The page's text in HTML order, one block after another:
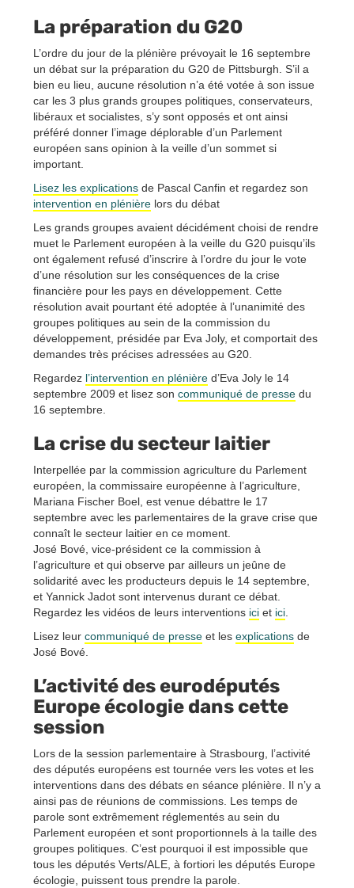
La préparation du G20
L’ordre du jour de la plénière prévoyait le 16 septembre
un débat sur la préparation du G20 de Pittsburgh. S’il a
bien eu lieu, aucune résolution n’a été votée à son issue
car les 3 plus grands groupes politiques, conservateurs,
libéraux et socialistes, s’y sont opposés et ont ainsi
préféré donner l’image déplorable d’un Parlement
européen sans opinion à la veille d’un sommet si
important.
Lisez les explications de Pascal Canfin et regardez son
intervention en plénière lors du débat
Les grands groupes avaient décidément choisi de rendre
muet le Parlement européen à la veille du G20 puisqu’ils
ont également refusé d’inscrire à l’ordre du jour le vote
d’une résolution sur les conséquences de la crise
financière pour les pays en développement. Cette
résolution avait pourtant été adoptée à l’unanimité des
groupes politiques au sein de la commission du
développement, présidée par Eva Joly, et comportait des
demandes très précises adressées au G20.
Regardez l’intervention en plénière d’Eva Joly le 14
septembre 2009 et lisez son communiqué de presse du
16 septembre.
La crise du secteur laitier
Interpellée par la commission agriculture du Parlement
européen, la commissaire européenne à l’agriculture,
Mariana Fischer Boel, est venue débattre le 17
septembre avec les parlementaires de la grave crise que
connaît le secteur laitier en ce moment.
José Bové, vice-président ce la commission à
l’agriculture et qui observe par ailleurs un jeûne de
solidarité avec les producteurs depuis le 14 septembre,
et Yannick Jadot sont intervenus durant ce débat.
Regardez les vidéos de leurs interventions ici et ici
Lisez leur communiqué de presse et les explications de
José Bové.
L’activité des eurodéputés
Europe écologie dans cette
session
Lors de la session parlementaire à Strasbourg, l’activité
des députés européens est tournée vers les votes et les
interventions dans des débats en séance plénière. Il n’y a
ainsi pas de réunions de commissions. Les temps de
parole sont extrêmement réglementés au sein du
Parlement européen et sont proportionnels à la taille des
groupes politiques. C’est pourquoi il est impossible que
tous les députés Verts/ALE, à fortiori les députés Europe
écologie, puissent tous prendre la parole.